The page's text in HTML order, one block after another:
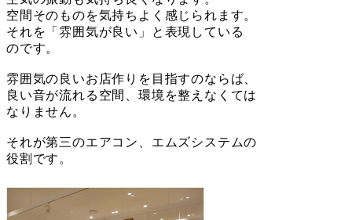
空間そのものを気持ちよく感じられます。
それを「雰囲気が良い」と表現している
のです。
雰囲気の良いお店作りを目指すのならば、
良い音が流れる空間、環境を整えなくては
なりません。
それが第三のエアコン、エムズシステムの
役割です。